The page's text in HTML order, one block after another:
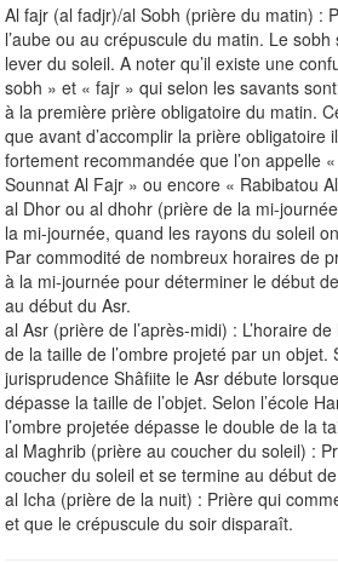
Al fajr (al fadjr)/al Sobh (prière du matin) :
l’aube ou au crépuscule du matin. Le
lever du soleil. A noter qu’il existe une
sobh » et « fajr » qui selon les savants
à la première prière obligatoire du matin.
que avant d’accomplir la prière obligatoire
fortement recommandée que l’on appelle
Sounnat Al Fajr » ou encore « Rabibatou
al Dhor ou al dhohr (prière de la mi-
la mi-journée, quand les rayons du soleil
Par commodité de nombreux horaires de
à la mi-journée pour déterminer le début
au début du Asr.
al Asr (prière de l’après-midi) : L’horaire
de la taille de l’ombre projeté par un objet.
jurisprudence Shâfiite le Asr débute
dépasse la taille de l’objet. Selon l’école
l’ombre projetée dépasse le double de la
al Maghrib (prière au coucher du soleil) :
coucher du soleil et se termine au début
al Icha (prière de la nuit) : Prière qui
et que le crépuscule du soir disparaît.